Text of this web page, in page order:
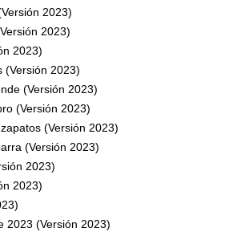
2023)
2023)
2023)
(Versión 2023)
(Versión 2023)
(Versión 2023)
(Versión 2023)
(Versión 2023)
2023)
2023)
2023 (Versión 2023)